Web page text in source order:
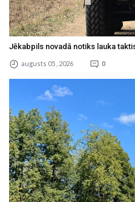
Jēkabpils novadā notiks lauka
augusts 05 , 2026 0